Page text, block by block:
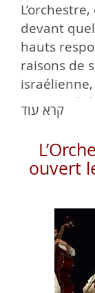
devant
hauts
raisons de
Maroc a
intelligence,
קרא עוד
ouvert